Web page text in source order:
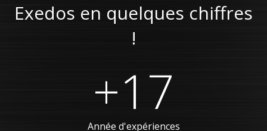
Exedos en quelques chiffres
!
+17
Année d'expériences